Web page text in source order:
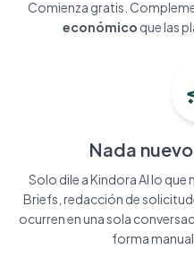
Comienza gratis.
económico que las
Nada
Solo dile a Kindora AI lo
Briefs, redacción de
ocurren en una sola
forma